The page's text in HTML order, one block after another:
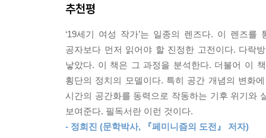
만든 아버지이듯 작가는 자기 텍스트의 ‘아버지’
---「1장 여왕의 거울」중에서
우리는 오로라 리나 메리 엘리자베스 콜리지 같
점에서 자신을 ‘천사-여자’와 ‘괴물-여자’로 번갈
망이 양가적임을 보게 될 것이다. 이들은 가부장
울 밖으로 나와 불같은 죽음의 춤을 추어 스스로
로놓여 있었어도, 그리고 작가가 되고 싶은 열망
있는 여성 작가들의 작품에서 공통적으로 반복
보여준다. 그리고 그런 전통을 존 밀턴, 요한 볼
작가와 남성 작가를 비교해보는 것은 여성문학사
남성 시인 월트 휘트먼과 여성 시인 에밀리 디킨
영역이었다. 자신을 거대하고 군중을 품는 존재
과정을 밟아나갔다. 디킨슨은 점점 더 작은 공
멀리했다. 그러면서 ‘나는 아무도 아니다’라고
삶에서나 예술에서나 감금되고 구속받고 있다
추천평
‘19세기 여성 작가’는 일종의 렌즈다. 이 렌즈
공자보다 먼저 읽어야 할 진정한 고전이다. 다락
낳았다. 이 책은 그 과정을 분석한다. 더불어 이
횡단의 정치의 모델이다. 특히 공간 개념의 변화
시간의 공간화를 동력으로 작동하는 기후 위기와
보여준다. 필독서란 이런 것이다.
- 정희진 (문학박사, 『페미니즘의 도전』 저자)